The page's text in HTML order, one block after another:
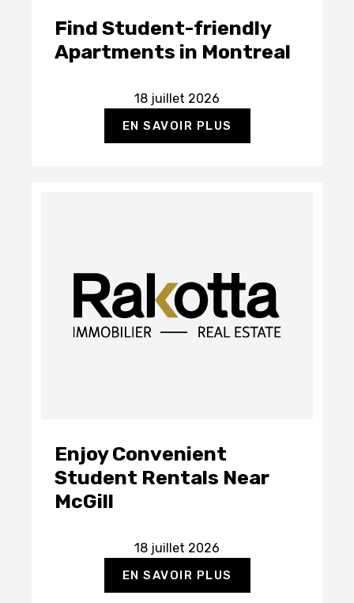
Find Student-friendly
Apartments in Montreal
18 juillet 2026
EN SAVOIR PLUS
Enjoy Convenient
Student Rentals Near
McGill
18 juillet 2026
EN SAVOIR PLUS